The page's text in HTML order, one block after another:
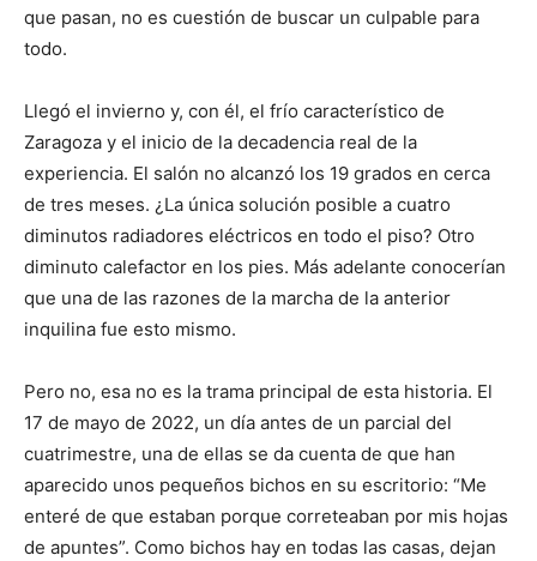
que pasan, no es cuestión de buscar un culpable para
todo.
Llegó el invierno y, con él, el frío característico de
Zaragoza y el inicio de la decadencia real de la
experiencia. El salón no alcanzó los 19 grados en cerca
de tres meses. ¿La única solución posible a cuatro
diminutos radiadores eléctricos en todo el piso? Otro
diminuto calefactor en los pies. Más adelante conocerían
que una de las razones de la marcha de la anterior
inquilina fue esto mismo.
Pero no, esa no es la trama principal de esta historia. El
17 de mayo de 2022, un día antes de un parcial del
cuatrimestre, una de ellas se da cuenta de que han
aparecido unos pequeños bichos en su escritorio: “Me
enteré de que estaban porque correteaban por mis hojas
de apuntes”. Como bichos hay en todas las casas, dejan